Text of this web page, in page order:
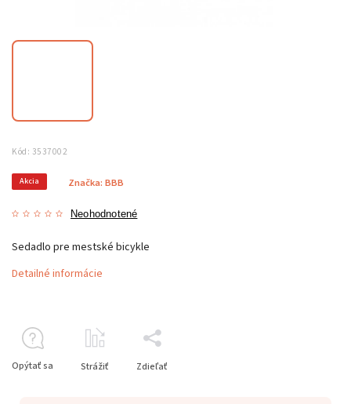
Kód: 3537002
Akcia
Neohodnotené
Značka: BBB
Sedadlo pre mestské bicykle
Detailné informácie
Opýtať sa Strážiť Zdieľať